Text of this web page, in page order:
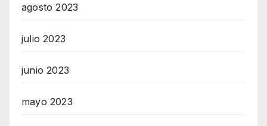
agosto 2023
julio 2023
junio 2023
mayo 2023